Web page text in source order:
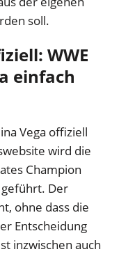
soll.
WWE
einfach
Vega offiziell
wird die
Champion
geführt. Der
ohne dass die
Entscheidung
inzwischen auch